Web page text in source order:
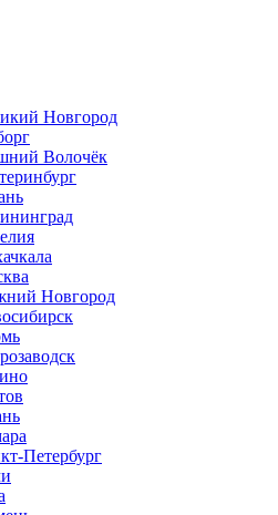
Новгород
Волочёк
Новгород
Петербург